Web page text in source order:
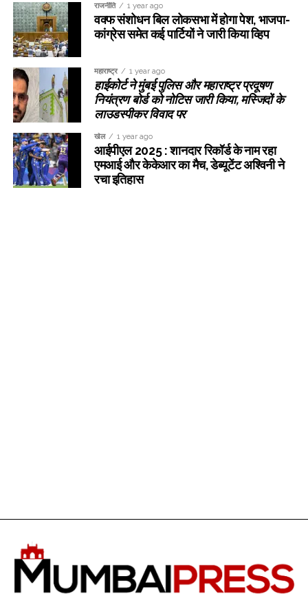
राजनीति 1 year ago
वक्फ संशोधन बिल लोकसभा में होगा पेश, भाजपा-
कांग्रेस समेत कई पार्टियों ने जारी किया व्हिप
महाराष्ट्र 1 year ago
हाईकोर्ट ने मुंबई पुलिस और महाराष्ट्र प्रदूषण
नियंत्रण बोर्ड को नोटिस जारी किया, मस्जिदों के
लाउडस्पीकर विवाद पर
खेल 1 year ago
आईपीएल 2025 : शानदार रिकॉर्ड के नाम रहा
एमआई और केकेआर का मैच, डेब्यूटेंट अश्विनी ने
रचा इतिहास